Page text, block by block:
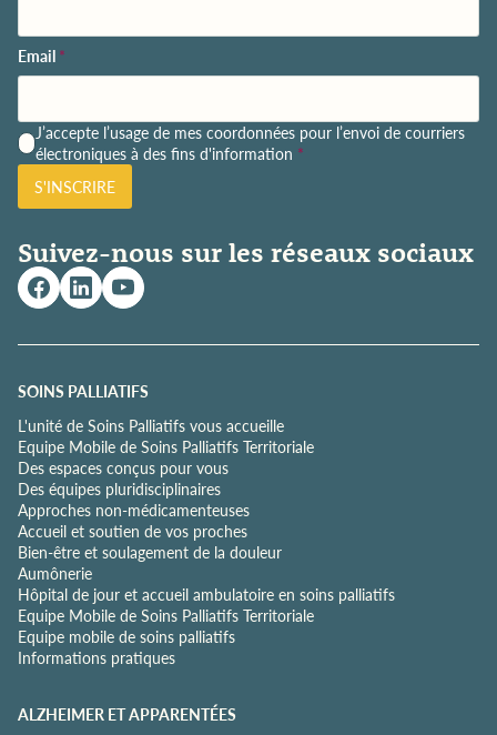
Email *
P
o
l
t
q
u
e
e
o
n
f
i
d
e
n
t
i
a
l
i
t
é
J’accepte l’usage de mes coordonnées pour l’envoi de courriers
électroniques à des fins d'information *
S'INSCRIRE
Suivez-nous sur les réseaux sociaux
SOINS PALLIATIFS
L'unité de Soins Palliatifs vous accueille
Equipe Mobile de Soins Palliatifs Territoriale
Des espaces conçus pour vous
Des équipes pluridisciplinaires
Approches non-médicamenteuses
Accueil et soutien de vos proches
Bien-être et soulagement de la douleur
Aumônerie
Hôpital de jour et accueil ambulatoire en soins palliatifs
Equipe Mobile de Soins Palliatifs Territoriale
Equipe mobile de soins palliatifs
Informations pratiques
ALZHEIMER ET APPARENTÉES